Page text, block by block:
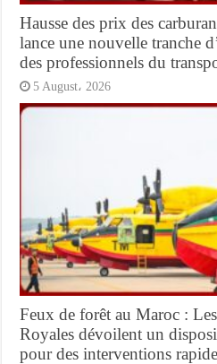
Hausse des prix des
lance une nouvelle tranche
des professionnels du
5 August، 2026
Feux de forêt au Maroc :
Royales dévoilent un
pour des interventions